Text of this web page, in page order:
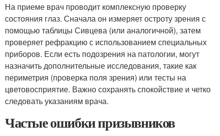
На приеме врач проводит комплексную проверку
состояния глаз. Сначала он измеряет остроту зрения с
помощью таблицы Сивцева (или аналогичной), затем
проверяет рефракцию с использованием специальных
приборов. Если есть подозрения на патологии, могут
назначить дополнительные исследования, такие как
периметрия (проверка поля зрения) или тесты на
цветовосприятие. Важно сохранять спокойствие и четко
следовать указаниям врача.
Частые ошибки призывников